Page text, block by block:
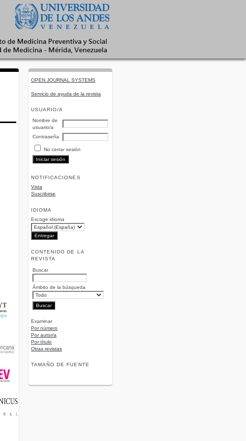
OPEN JOURNAL SYSTEMS
Servicio de ayuda de la revista
USUARIO/A
Nombre de
usuario/a
Contraseña
No cerrar sesión
NOTIFICACIONES
Vista
Suscribirse
IDIOMA
Escoge idioma
CONTENIDO DE LA
REVISTA
Buscar
Ámbito de la búsqueda
Examinar
Por número
Por autor/a
Por título
Otras revistas
TAMAÑO DE FUENTE